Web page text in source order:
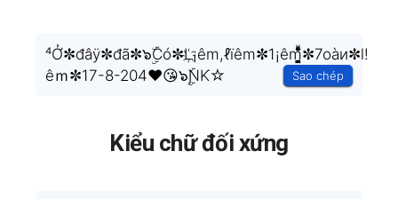
⁴Ở✼đâÿ✼đã✼๖ۣۜCó✼L҉¡êm,ℓïêm✼1¡êm̘͈̺̪͓ͩ͂̾ͪ̀̋✼7oàи✼l!
êｍ✼17-8-204❤️😘๖ۣۜƝƘ☆
Sao chép
Kiểu chữ đối xứng